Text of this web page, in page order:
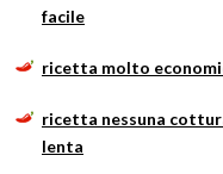
facile
ricetta molto
ricetta nessuna
lenta